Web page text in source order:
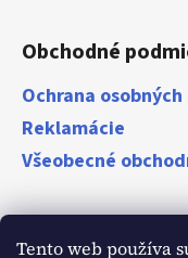
Tento web používa
Obchodné
Ochrana
Reklamácie
Všeobecné
Zákazníci